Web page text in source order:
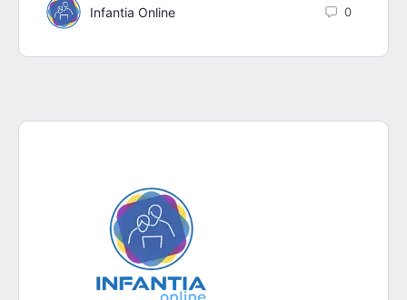
Infantia Online 0